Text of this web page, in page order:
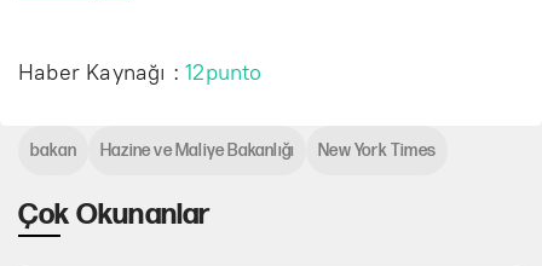
Haber Kaynağı :12punto
Çok Okunanlar
bakan Hazine ve Maliye Bakanlığı New York Times